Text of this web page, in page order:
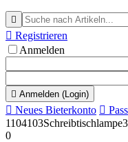

 Registrieren
Anmelden
 Anmelden (Login)
 Neues Bieterkonto 
1104103Schreibtischlampe
0